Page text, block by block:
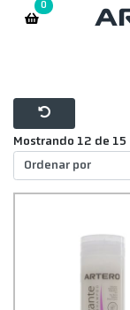
0
Mostrando 12 de 15